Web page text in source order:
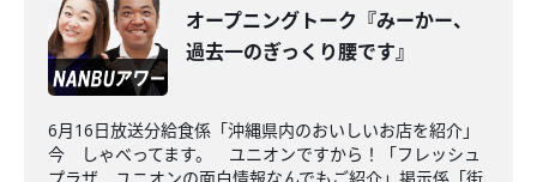
オープニングトーク『みーかー、
過去一のぎっくり腰です』
6月16日放送分給食係「沖縄県内のおいしいお店を紹介」
今 しゃべってます。 ユニオンですから！「フレッシュ